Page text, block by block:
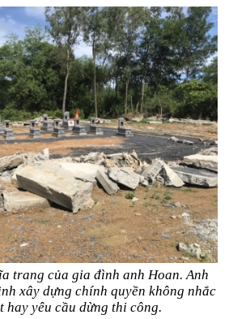
trang của gia đình anh Hoan. Anh
xây dựng chính quyền không nhắc
hay yêu cầu dừng thi công.